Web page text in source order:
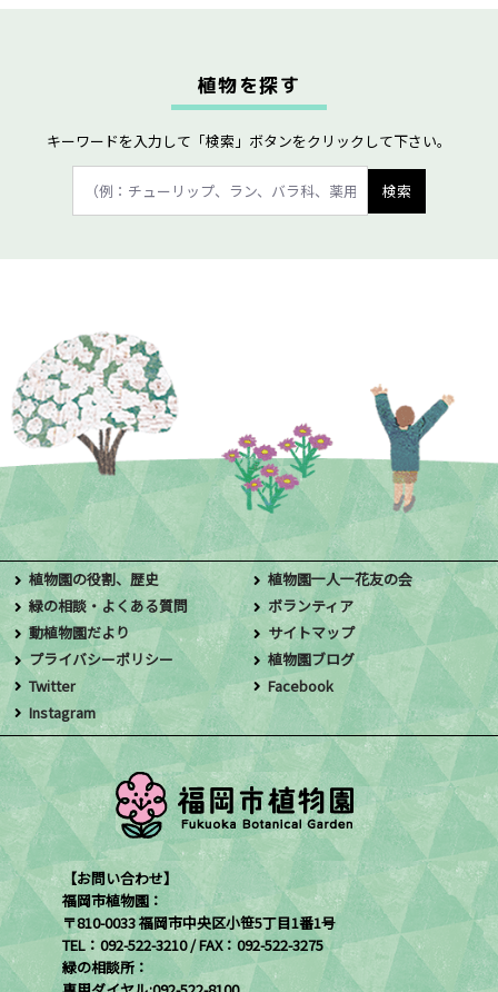
植物を探す
キーワードを入力して「検索」ボタンをクリックして下さい。
植物園の役割、歴史
植物園一人一花友の会
緑の相談・よくある質問
ボランティア
動植物園だより
サイトマップ
プライバシーポリシー
植物園ブログ
Twitter
Facebook
Instagram
【お問い合わせ】
福岡市植物園：
〒810-0033 福岡市中央区小笹5丁目1番1号
TEL：092-522-3210 / FAX：092-522-3275
緑の相談所：